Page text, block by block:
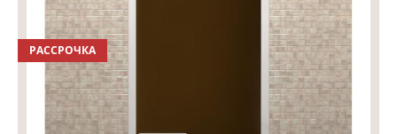
РАССРОЧКА